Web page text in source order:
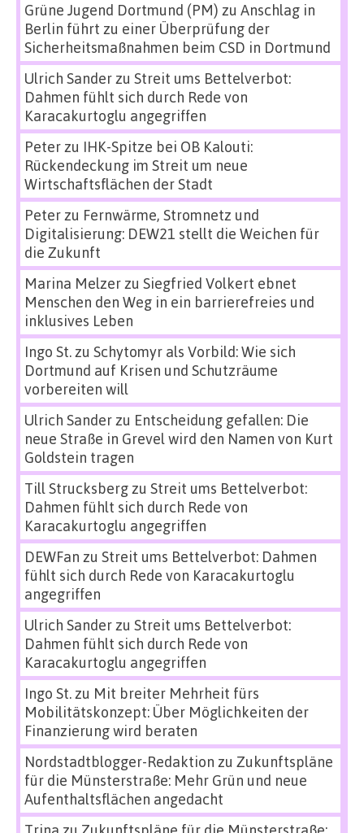
Grüne Jugend Dortmund (PM) zu Anschlag in
Berlin führt zu einer Überprüfung der
Sicherheitsmaßnahmen beim CSD in Dortmund
Ulrich Sanderzu Streit ums Bettelverbot:
Dahmen fühlt sich durch Rede von
Karacakurtoglu angegriffen
Peterzu IHK-Spitze bei OB Kalouti:
Rückendeckung im Streit um neue
Wirtschaftsflächen der Stadt
Peterzu Fernwärme, Stromnetz und
Digitalisierung: DEW21 stellt die Weichen für
die Zukunft
Marina Melzerzu Siegfried Volkert ebnet
Menschen den Weg in ein barrierefreies und
inklusives Leben
Ingo St.zu Schytomyr als Vorbild: Wie sich
Dortmund auf Krisen und Schutzräume
vorbereiten will
Ulrich Sanderzu Entscheidung gefallen: Die
neue Straße in Grevel wird den Namen von Kurt
Goldstein tragen
Till Strucksbergzu Streit ums Bettelverbot:
Dahmen fühlt sich durch Rede von
Karacakurtoglu angegriffen
DEWFan zu Streit ums Bettelverbot: Dahmen
fühlt sich durch Rede von Karacakurtoglu
angegriffen
Ulrich Sanderzu Streit ums Bettelverbot:
Dahmen fühlt sich durch Rede von
Karacakurtoglu angegriffen
Ingo St.zu Mit breiter Mehrheit fürs
Mobilitätskonzept: Über Möglichkeiten der
Finanzierung wird beraten
Nordstadtblogger-Redaktion zu Zukunftspläne
für die Münsterstraße: Mehr Grün und neue
Aufenthaltsflächen angedacht